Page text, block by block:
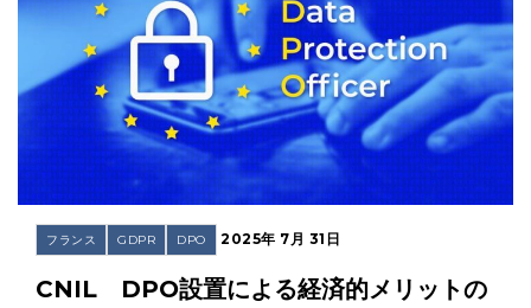
フランス GDPR DPO 2025年 7月 31日
CNIL DPO設置による経済的メリットの